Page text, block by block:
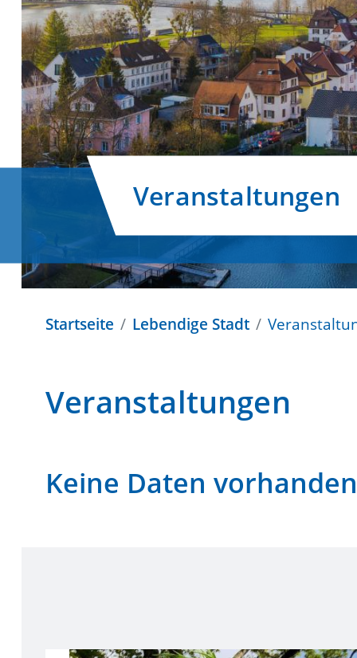
Veranstaltungen
Startseite Lebendige Stadt
Veranstaltungen
Keine Daten vorhanden